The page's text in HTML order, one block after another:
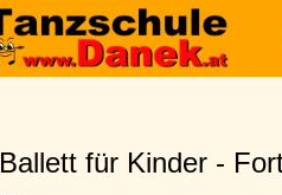
Ballett für Kinder -